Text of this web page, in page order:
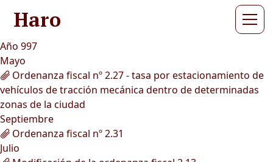
Haro
Año 997
Mayo
Ordenanza fiscal nº 2.27 - tasa por estacionamiento de
vehículos de tracción mecánica dentro de determinadas
zonas de la ciudad
Septiembre
Ordenanza fiscal nº 2.31
Julio